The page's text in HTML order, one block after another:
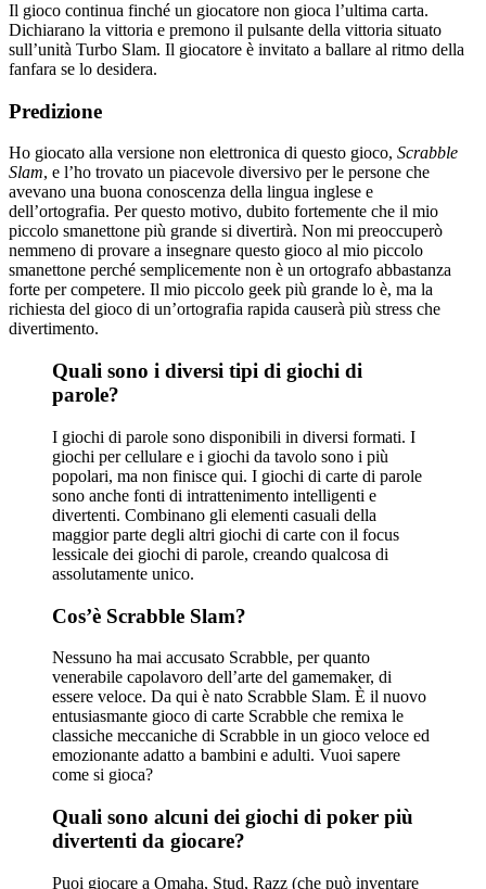
Il gioco continua finché un giocatore non gioca l’ultima carta.
Dichiarano la vittoria e premono il pulsante della vittoria situato
sull’unità Turbo Slam. Il giocatore è invitato a ballare al ritmo della
fanfara se lo desidera.
Predizione
Ho giocato alla versione non elettronica di questo gioco, Scrabble
Slam, e l’ho trovato un piacevole diversivo per le persone che
avevano una buona conoscenza della lingua inglese e
dell’ortografia. Per questo motivo, dubito fortemente che il mio
piccolo smanettone più grande si divertirà. Non mi preoccuperò
nemmeno di provare a insegnare questo gioco al mio piccolo
smanettone perché semplicemente non è un ortografo abbastanza
forte per competere. Il mio piccolo geek più grande lo è, ma la
richiesta del gioco di un’ortografia rapida causerà più stress che
divertimento.
Quali sono i diversi tipi di giochi di
parole?
I giochi di parole sono disponibili in diversi formati. I
giochi per cellulare e i giochi da tavolo sono i più
popolari, ma non finisce qui. I giochi di carte di parole
sono anche fonti di intrattenimento intelligenti e
divertenti. Combinano gli elementi casuali della
maggior parte degli altri giochi di carte con il focus
lessicale dei giochi di parole, creando qualcosa di
assolutamente unico.
Cos’è Scrabble Slam?
Nessuno ha mai accusato Scrabble, per quanto
venerabile capolavoro dell’arte del gamemaker, di
essere veloce. Da qui è nato Scrabble Slam. È il nuovo
entusiasmante gioco di carte Scrabble che remixa le
classiche meccaniche di Scrabble in un gioco veloce ed
emozionante adatto a bambini e adulti. Vuoi sapere
come si gioca?
Quali sono alcuni dei giochi di poker più
divertenti da giocare?
Puoi giocare a Omaha, Stud, Razz (che può inventare